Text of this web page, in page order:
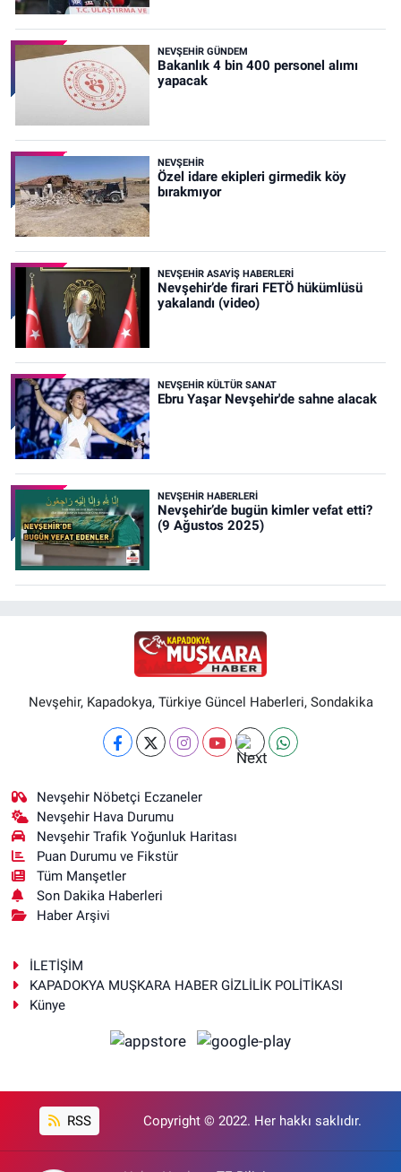
NEVŞEHIR GÜNDEM
Bakanlık 4 bin 400 personel alımı
yapacak
NEVŞEHIR
Özel idare ekipleri girmedik köy
bırakmıyor
NEVŞEHIR ASAYIŞ HABERLERI
Nevşehir’de firari FETÖ hükümlüsü
yakalandı (video)
NEVŞEHIR KÜLTÜR SANAT
Ebru Yaşar Nevşehir'de sahne alacak
NEVŞEHIR HABERLERI
Nevşehir’de bugün kimler vefat etti?
(9 Ağustos 2025)
Nevşehir, Kapadokya, Türkiye Güncel Haberleri, Sondakika
Nevşehir Nöbetçi Eczaneler
Nevşehir Hava Durumu
Nevşehir Trafik Yoğunluk Haritası
Puan Durumu ve Fikstür
Tüm Manşetler
Son Dakika Haberleri
Haber Arşivi
İLETİŞİM
KAPADOKYA MUŞKARA HABER GİZLİLİK POLİTİKASI
Künye
RSS Copyright © 2022. Her hakkı saklıdır.